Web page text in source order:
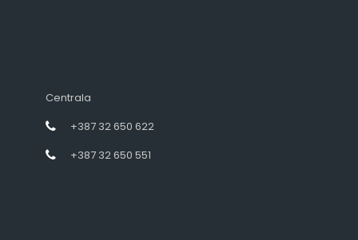
Centrala
+387 32 650 622
+387 32 650 551